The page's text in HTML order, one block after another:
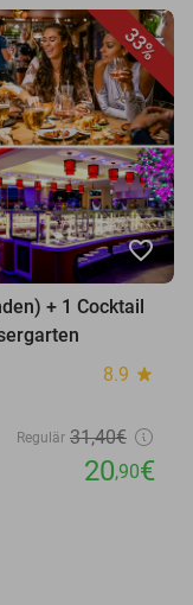
33%
favorite_border
+ 1 Cocktail
8.9 star
Regulär 31,40€
20,90€